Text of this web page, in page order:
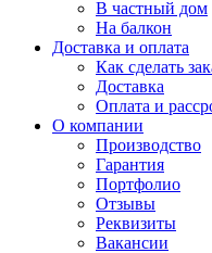
В частный дом
На балкон
Доставка и оплата
Как сделать
Доставка
Оплата и
О компании
Производство
Гарантия
Портфолио
Отзывы
Реквизиты
Вакансии